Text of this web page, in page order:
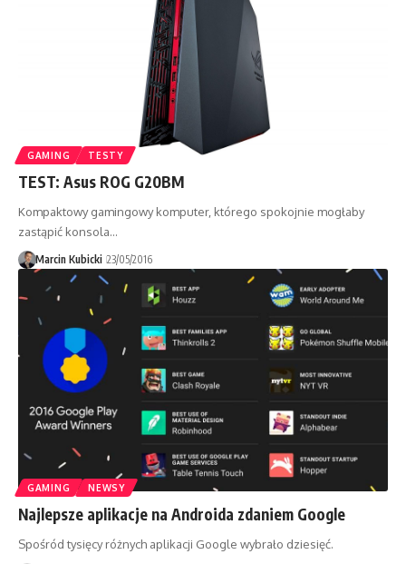
GAMING TESTY
TEST: Asus ROG G20BM
Kompaktowy gamingowy komputer, którego spokojnie mogłaby
zastąpić konsola…
Marcin Kubicki 23/05/2016
GAMING NEWSY
Najlepsze aplikacje na Androida zdaniem Google
Spośród tysięcy różnych aplikacji Google wybrało dziesięć.